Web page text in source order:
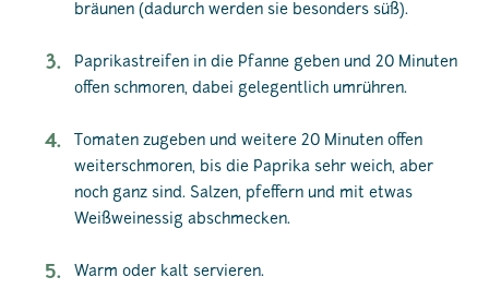
bräunen (dadurch werden sie besonders süß).
Paprikastreifen in die Pfanne geben und 20 Minuten
offen schmoren, dabei gelegentlich umrühren.
Tomaten zugeben und weitere 20 Minuten offen
weiterschmoren, bis die Paprika sehr weich, aber
noch ganz sind. Salzen, pfeffern und mit etwas
Weißweinessig abschmecken.
Warm oder kalt servieren.